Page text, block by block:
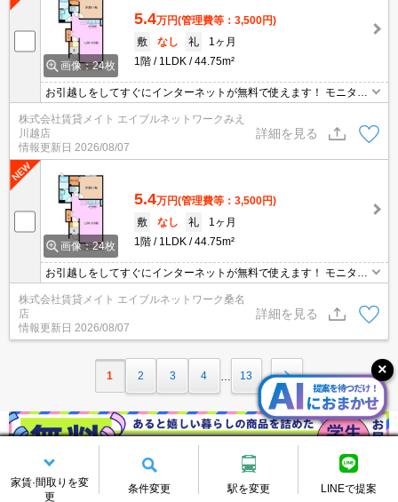
画像：24枚
5.4万円(管理費等：3,500円)
敷
なし 礼
1ヶ月
1階
1LDK 44.75m²
お引越しをしてすぐにインターネットが無料で使えます！ モニター
ホン付きのお部屋です。お部屋から訪問者を確認できるのでセキュ
リティ面はもちろん知らない人やセールスに対応する必要もありま
せん。
株式会社賃貸メイト エイブルネットワークみえ
川越店
情報更新日 2026/08/07
詳細を見る
画像：24枚
5.4万円(管理費等：3,500円)
敷
なし 礼
1ヶ月
1階
1LDK 44.75m²
お引越しをしてすぐにインターネットが無料で使えます！ モニター
ホン付きのお部屋です。お部屋から訪問者を確認できるのでセキュ
リティ面はもちろん知らない人やセールスに対応する必要もありま
株式会社賃貸メイト エイブルネットワーク桑名
店
情報更新日 2026/08/07
詳細を見る
1 2 3 4 13
家賃·間取りを変
更
条件変更 駅を変更 LINEで提案